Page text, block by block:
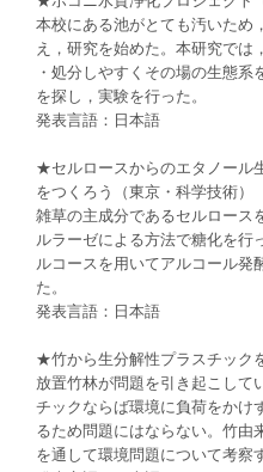
本校にある池がとても汚いため
え，研究を始めた。本研究では
・処分しやすくその場の生態
を探し，実験を行った。
発表言語：日本語
★セルロースからのエタノール
をつくろう（東京・科学技術）
雑草の主成分であるセルロース
ルラーゼによる方法で糖化を行
ルコースを用いてアルコール発
た。
発表言語：日本語
★竹から生分解性プラスチック
放置竹林が問題を引き起こして
チックならば環境に負荷をかけ
るため問題にはならない。竹由
を通して環境問題について考察